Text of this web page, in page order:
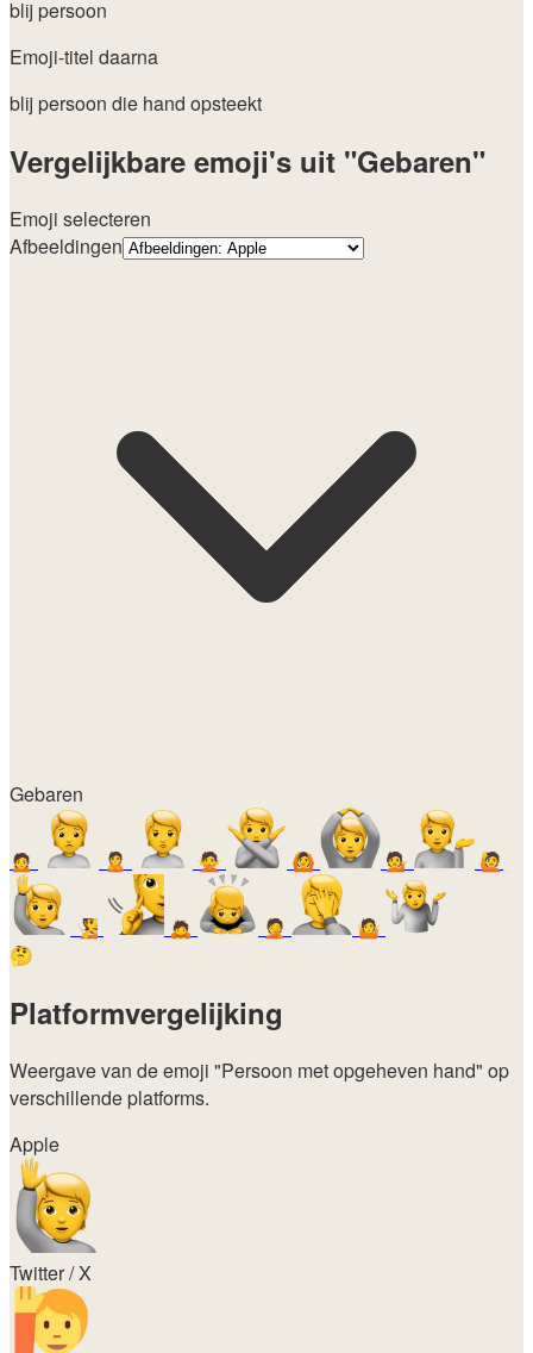
blij persoon
Emoji-titel daarna
blij persoon die hand opsteekt
Vergelijkbare emoji's uit "Gebaren"
Emoji selecteren
Afbeeldingen
Gebaren
🙍 🙎 🙅 🙆 💁 🙋
🧏 🙇 🤦
🤷
🤔
Platformvergelijking
Weergave van de emoji "Persoon met opgeheven hand" op
verschillende platforms.
Apple
Twitter / X